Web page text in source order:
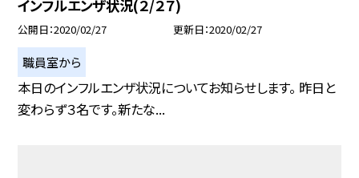
インフルエンザ状況(２/２７)
公開日 2020/02/27 更新日 2020/02/27
職員室から
本日のインフルエンザ状況についてお知らせします。 昨日と
変わらず３名です。新たな...